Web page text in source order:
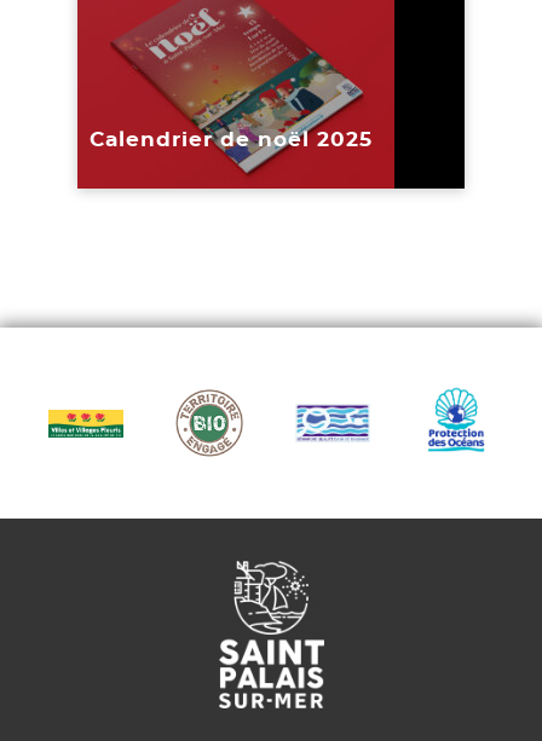
Calendrier de noël 2025